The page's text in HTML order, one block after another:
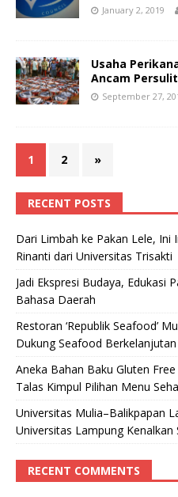
January 2, 2019
Usaha
Ancam Persulit
September 27,
1 2 »
RECENT POSTS
Dari Limbah ke Pakan Lele,
Rinanti dari Universitas Trisakti
Jadi Ekspresi Budaya, Edukasi
Bahasa Daerah
Restoran ‘Republik Seafood’
Dukung Seafood Berkelanjutan
Aneka Bahan Baku Gluten
Talas Kimpul Pilihan Menu
Universitas Mulia–Balikpapan
Universitas Lampung
RECENT COMMENTS